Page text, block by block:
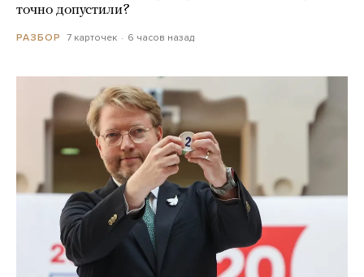
точно допустили?
РАЗБОР 7 карточек 6 часов назад